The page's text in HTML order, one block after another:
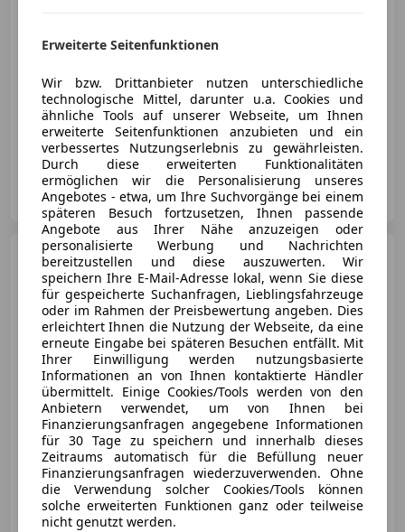
06/2017 118 120 km Diesel 110 kW (150 PS)
Autohaus Scherz GmbH
AT-8573 Kainach
Volkswagen Passat
Highline BlueMotion top zustand
pickerl neu
€ 7 500
02/2011 190 010 km Diesel 77 kW (105 PS)
Autohaus Scherz GmbH
AT-8573 Kainach
Erweiterte Seitenfunktionen
Wir bzw. Drittanbieter nutzen unterschiedliche
technologische Mittel, darunter u.a. Cookies und
ähnliche Tools auf unserer Webseite, um Ihnen
erweiterte Seitenfunktionen anzubieten und ein
verbessertes Nutzungserlebnis zu gewährleisten.
Durch diese erweiterten Funktionalitäten
ermöglichen wir die Personalisierung unseres
Angebotes - etwa, um Ihre Suchvorgänge bei einem
späteren Besuch fortzusetzen, Ihnen passende
Angebote aus Ihrer Nähe anzuzeigen oder
personalisierte Werbung und Nachrichten
bereitzustellen und diese auszuwerten. Wir
speichern Ihre E-Mail-Adresse lokal, wenn Sie diese
für gespeicherte Suchanfragen, Lieblingsfahrzeuge
oder im Rahmen der Preisbewertung angeben. Dies
erleichtert Ihnen die Nutzung der Webseite, da eine
erneute Eingabe bei späteren Besuchen entfällt. Mit
Ihrer Einwilligung werden nutzungsbasierte
Informationen an von Ihnen kontaktierte Händler
übermittelt. Einige Cookies/Tools werden von den
Anbietern verwendet, um von Ihnen bei
Finanzierungsanfragen angegebene Informationen
für 30 Tage zu speichern und innerhalb dieses
Zeitraums automatisch für die Befüllung neuer
Finanzierungsanfragen wiederzuverwenden. Ohne
die Verwendung solcher Cookies/Tools können
solche erweiterten Funktionen ganz oder teilweise
nicht genutzt werden.